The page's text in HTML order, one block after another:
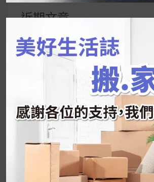
鍵
近期文章
韓國人為什麼不容易胖？
推的MZ Diet ！
好吃的蛋白點心還有好玩的運動
年已經等不及帶這盒跟我的親戚
享～
2026 過年禮盒推薦｜五款百元
停用猛健樂後會反彈嗎？作用解析
維持全攻略
公主營養師：飲食改變也是能快